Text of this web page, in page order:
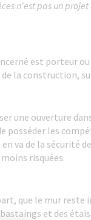
n'est pas un
est porteur
la construction,
une ouverture
les
va de la sécurité
risquées.
que le mur reste
et des